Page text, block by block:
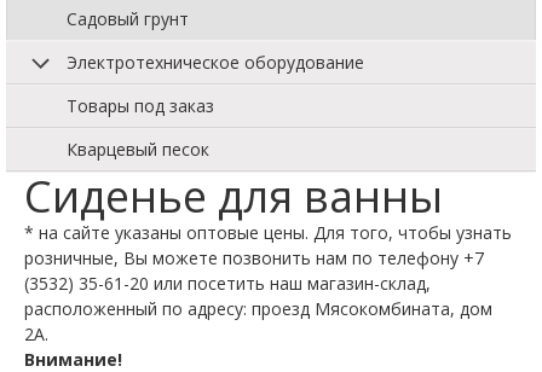
Садовый грунт
Электротехническое оборудование
Товары под заказ
Кварцевый песок
Сиденье для ванны
* на сайте указаны оптовые цены. Для того, чтобы узнать
розничные, Вы можете позвонить нам по телефону +7
(3532) 35-61-20 или посетить наш магазин-склад,
расположенный по адресу: проезд Мясокомбината, дом
2А.
Внимание!